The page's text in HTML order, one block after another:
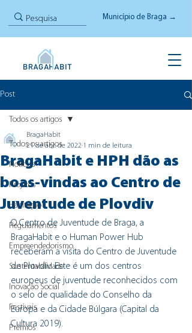
Município de Braga →
Post
Todos os artigos
Notícias
Projetos
Habitação
Regulamentos
Empreendedorismo
Sustentabilidade
Inovação Social
Festivais
Prémios
Todos os artigos
BragaHabit e HPH dão as
boas-vindas ao Centro de
Juventude de Plovdiv
BragaHabit
21 de abr. de 2022 1 min de leitura
O Centro de Juventude de Braga, a
BragaHabit e o Human Power Hub
receberam a visita do Centro de Juventude
de Plovdiv. Este é um dos centros
europeus de juventude reconhecidos com
o selo de qualidade do Conselho da
Europa e da Cidade Búlgara (Capital da
Cultura 2019).